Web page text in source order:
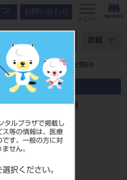
タルプラザで掲載し
ス等の情報は、医療
です。一般の方に対
せん。
択ください。
ン お問い合わせ
メニュー
詳細
第二乳臼歯用 上顎左側E6
臼歯用 上顎左側
目コード